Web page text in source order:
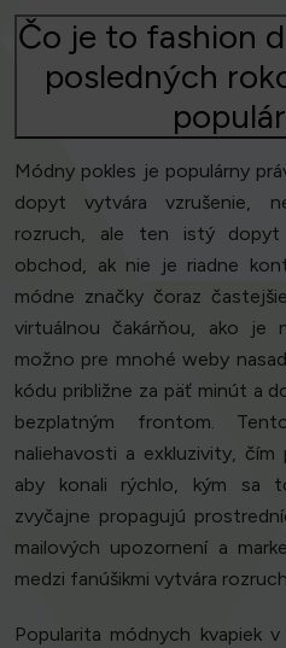
Čo je to fashion
posledných
Módny pokles je populárny
dopyt vytvára vzrušenie,
rozruch, ale ten istý
obchod, ak nie je riadne
módne značky čoraz
virtuálnou čakárňou, ako je
možno pre mnohé weby
kódu približne za päť minút a
bezplatným frontom.
naliehavosti a exkluzivity,
aby konali rýchlo, kým sa
zvyčajne propagujú
mailových upozornení a
medzi fanúšikmi vytvára
Popularita módnych kvapiek